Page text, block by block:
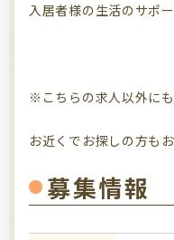
入居者様の生活のサポ
※こちらの求人以外に
お近くでお探しの方も
募集情報